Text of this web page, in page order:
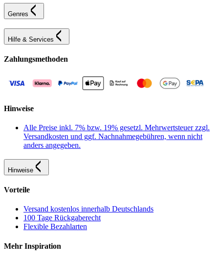
Genres
Hilfe & Services
Zahlungsmethoden
Hinweise
Alle Preise inkl. 7% bzw. 19% gesetzl. Mehrwertsteuer zzgl.
Versandkosten und ggf. Nachnahmegebühren, wenn nicht
anders angegeben.
Hinweise
Vorteile
Versand kostenlos innerhalb Deutschlands
100 Tage Rückgaberecht
Flexible Bezahlarten
Mehr Inspiration